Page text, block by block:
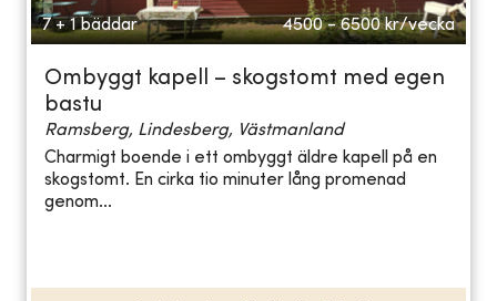
7 + 1 bäddar 4500 - 6500 kr/vecka
Ombyggt kapell – skogstomt med egen
bastu
Ramsberg, Lindesberg, Västmanland
Charmigt boende i ett ombyggt äldre kapell på en
skogstomt. En cirka tio minuter lång promenad
genom...